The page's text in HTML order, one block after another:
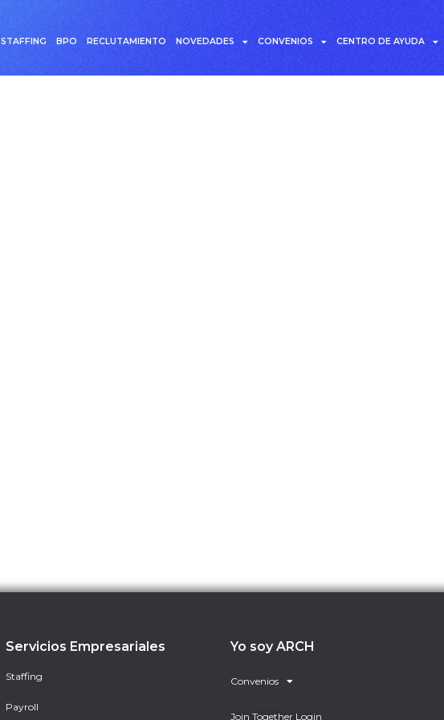
STAFFING BPO RECLUTAMIENTO NOVEDADES CONVENIOS CENTRO DE AYUDA
Servicios Empresariales
Staffing
Payroll
Yo soy ARCH
Convenios
Join Together Login